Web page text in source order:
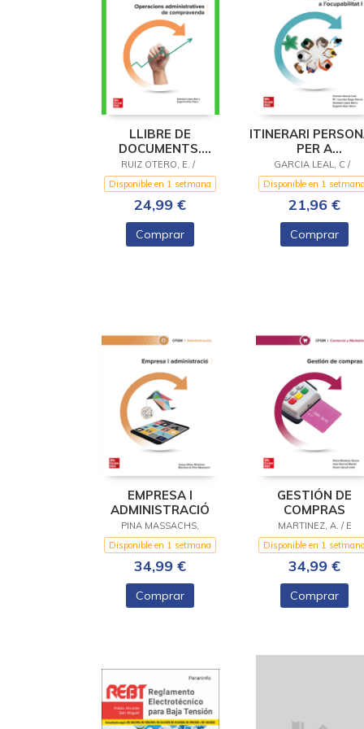
LLIBRE DE
DOCUMENTS.
OPERACIONS
ADMINISTRATIVES
DE COMPRAVENDA
RUIZ OTERO, E. /
Disponible en 1 setmana
24,99 €
Comprar
ITINERARI
PER A
L'OCUPABILITAT I
GARCIA LEAL, C /
Disponible en 1 setmana
21,96 €
Comprar
EMPRESA I
ADMINISTRACIÓ
PINA MASSACHS,
Disponible en 1 setmana
34,99 €
Comprar
GESTIÓN DE
COMPRAS
MARTINEZ, A. / E
Disponible en 1 setmana
34,99 €
Comprar